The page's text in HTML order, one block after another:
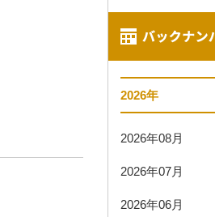
2026年
2026年08月
2026年07月
2026年06月